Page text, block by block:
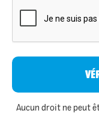
Aucun droit ne peut